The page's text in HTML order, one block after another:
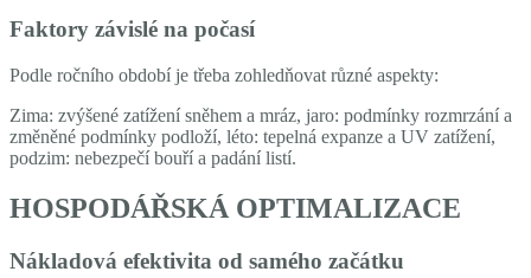
Faktory závislé na počasí
Podle ročního období je třeba zohledňovat různé aspekty:
Zima: zvýšené zatížení sněhem a mráz, jaro: podmínky rozmrzání a
změněné podmínky podloží, léto: tepelná expanze a UV zatížení,
podzim: nebezpečí bouří a padání listí.
HOSPODÁŘSKÁ OPTIMALIZACE
Nákladová efektivita od samého začátku